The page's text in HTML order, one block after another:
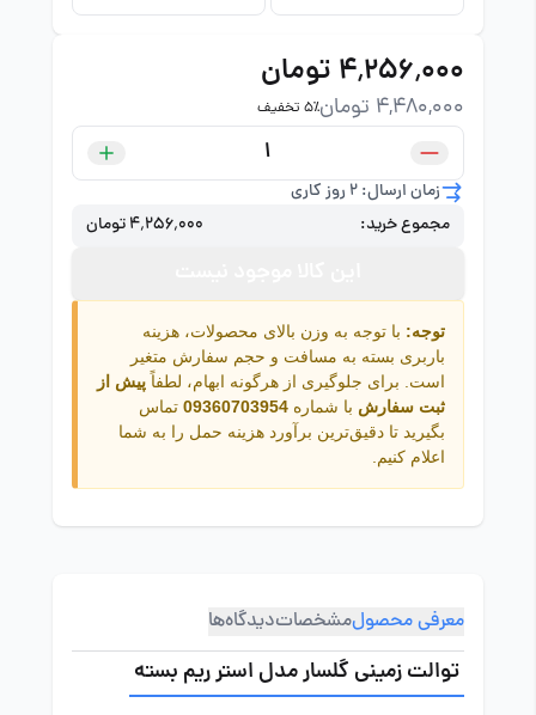
۴٬۲۵۶٬۰۰۰ تومان
4,480,000 تومان 5٪ تخفیف
زمان ارسال: 2 روز کاری
مجموع خرید:
۴٬۲۵۶٬۰۰۰ تومان
توجه: با توجه به وزن بالای محصولات، هزینه
باربری بسته به مسافت و حجم سفارش متغیر
است. برای جلوگیری از هرگونه ابهام، لطفاً پیش از
ثبت سفارش با شماره 09360703954 تماس
بگیرید تا دقیق‌ترین برآورد هزینه حمل را به شما
اعلام کنیم.
معرفی محصولمشخصاتدیدگاه‌ها
توالت زمینی گلسار مدل استر ریم بسته